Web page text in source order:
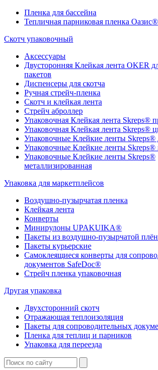
Пленка для бассейна
Тепличная парниковая пленка Оазис®
Скотч упаковочный
Аксессуары
Двусторонняя Клейкая лента OKER
пакетов
Диспенсеры для скотча
Ручная стрейч-пленка
Скотч и клейкая лента
Стрейч аброллер
Упаковочная Клейкая лента Skreps®
Упаковочная Клейкая лента Skreps®
Упаковочные Клейкие ленты Skreps®
Упаковочные Клейкие ленты Skreps®
Упаковочные Клейкие ленты Skreps®
металлизированная
Упаковка для маркетплейсов
Воздушно-пузырчатая пленка
Клейкая лента
Конверты
Минирулоны UPAKUIKA®
Пакеты из воздушно-пузырчатой
Пакеты курьерские
Самоклеящиеся конверты для
документов SafeDoc®
Стрейч пленка упаковочная
Другая упаковка
Двухсторонний скотч
Отражающая теплоизоляция
Пакеты для сопроводительных
Пленка для теплиц и парников
Упаковка для переезда